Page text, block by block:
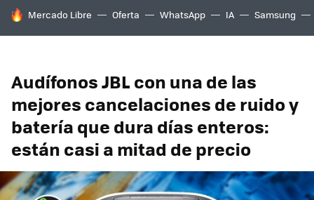
HOY SE HABLA DE
Mercado Libre Oferta WhatsApp IA Samsung
Audífonos JBL con una de las
mejores cancelaciones de ruido y
batería que dura días enteros:
están casi a mitad de precio